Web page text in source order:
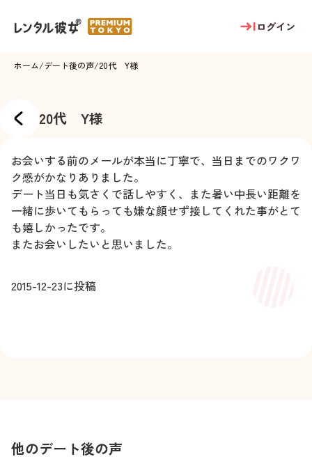
ログイン
ホーム/デート後の声/20代 Y様
20代 Y様
お会いする前のメールが本当に丁寧で、当日までのワクワ
ク感がかなりありました。
デート当日も気さくで話しやすく、また暑い中長い距離を
一緒に歩いてもらっても嫌な顔せず接してくれた事がとて
も嬉しかったです。
またお会いしたいと思いました。
2015-12-23に投稿
他のデート後の声